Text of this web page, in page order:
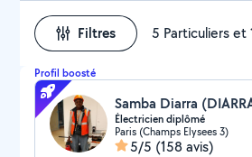
Filtres 5 Particuliers et
Profil boosté
Samba Diarra
Électricien diplômé
Paris (Champs Elysees 3)
5/5 (158 avis)